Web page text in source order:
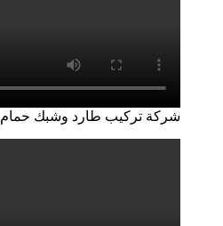
شركة تركيب طارد وشبك حمام